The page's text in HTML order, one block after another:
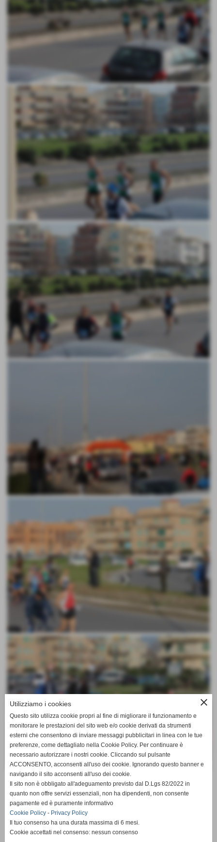
altre pagine
Invia
close
Utilizziamo i cookies
Questo sito utilizza cookie propri al fine di migliorare il funzionamento e
monitorare le prestazioni del sito web e/o cookie derivati da strumenti
esterni che consentono di inviare messaggi pubblicitari in linea con le tue
preferenze, come dettagliato nella Cookie Policy. Per continuare è
necessario autorizzare i nostri cookie. Cliccando sul pulsante
ACCONSENTO, acconsenti all'uso dei cookie. Ignorando questo banner e
navigando il sito acconsenti all'uso dei cookie.
Il sito non è obbligato all'adeguamento previsto dal D.Lgs 82/2022 in
quanto non offre servizi essenziali, non ha dipendenti, non consente
pagamente ed è puramente informativo
Cookie Policy - Privacy Policy
Il tuo consenso ha una durata massima di 6 mesi.
Cookie accettati nel consenso: nessun consenso